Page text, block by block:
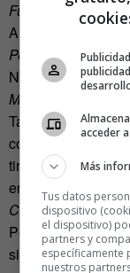
Fundación de
A Antonio le
Permutaciónde
Nancy Farmer, y
Millenium
También lee
como Albert
tira más hacia lo
encuentran
Chepitade Jaime
Pero ser un
sino también tener
acceder
Más
Tus datos
dispositivo
el dispositivo)
partners y
específicamente
nuestros